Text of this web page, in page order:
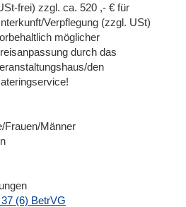
frei) zzgl. ca. 520 ,- € für
Verpflegung (zzgl. USt)
möglicher
durch das
den
Frauen/Männer
37 (6) BetrVG